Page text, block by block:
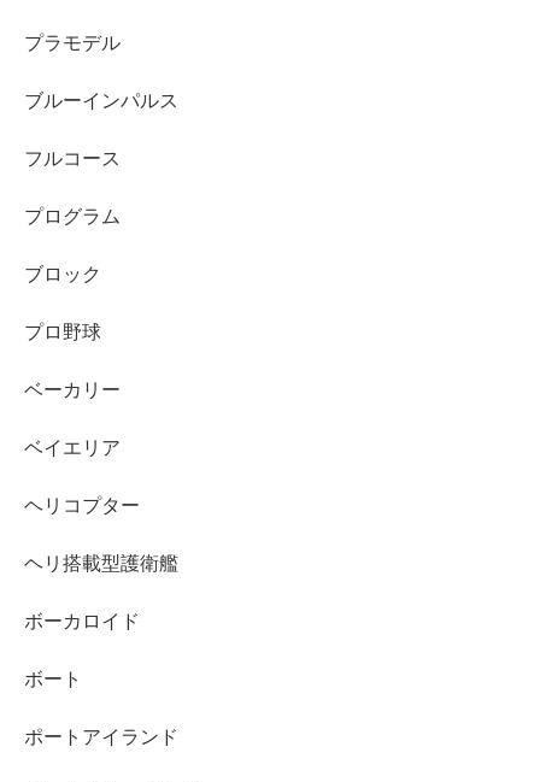
プラモデル
ブルーインパルス
フルコース
プログラム
ブロック
プロ野球
ベーカリー
ベイエリア
ヘリコプター
ヘリ搭載型護衛艦
ボーカロイド
ボート
ポートアイランド